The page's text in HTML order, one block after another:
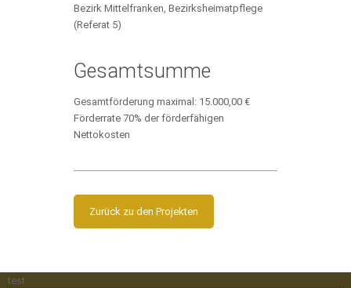
Bezirk Mittelfranken, Bezirksheimatpflege
(Referat 5)
Gesamtsumme
Gesamtförderung maximal: 15.000,00 €
Förderrate 70% der förderfähigen
Nettokosten
Zurück zu den Projekten
test